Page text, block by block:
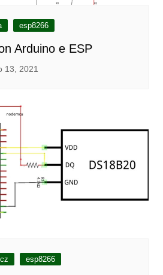
esp8266
Arduino e ESP
13, 2021
esp8266